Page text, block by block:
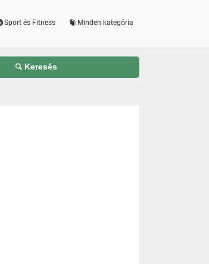
Sport és Fitness Minden kategória
Keresés